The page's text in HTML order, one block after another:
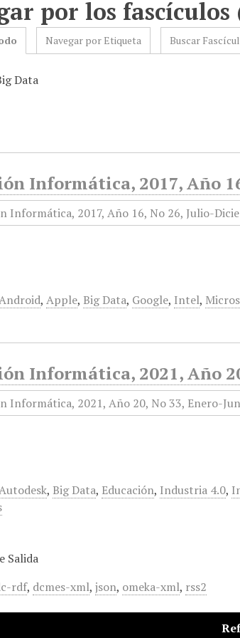
por los
Navegar por Etiqueta Buscar
Data
Informática, 2017, Año
,Apple, Big Data, Google, Intel,
Informática, 2021, Año
, Big Data, Educación, Industria 4.0,
Salida
rdf, dcmes-xml,json, omeka-xml, rss2